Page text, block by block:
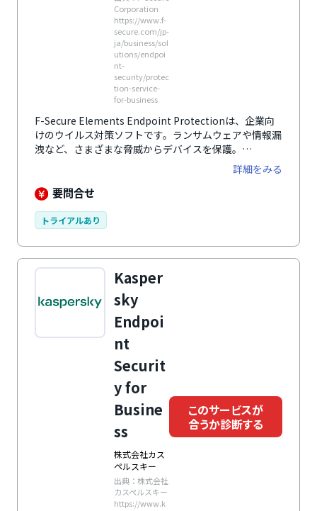
Corporation
https://www.f-
secure.com/jp-
ja/business/sol
utions/endpoi
nt-
security/protec
tion-service-
for-business
F-Secure Elements Endpoint Protectionは、企業向
けのウイルス対策ソフトです。ランサムウェアや情報漏
洩など、さまざまな脅威からデバイスを保護。
Windows・Macのパソコン、iPhone・Androidと、多
詳細をみる
要問合せ
トライアルあり
Kasper
sky
Endpoi
nt
Securit
y for
Busine
ss
株式会社カス
ペルスキー
出典：株式会社
カスペルスキー
https://www.k
このサービスが
合うか診断する